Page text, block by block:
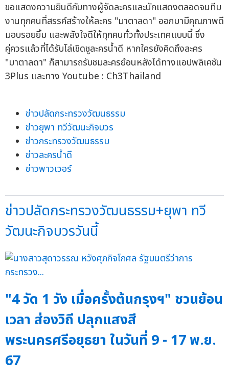
ขอแสดงความยินดีกับทางผู้จัดละครและนักแสดงตลอดจนทีม
งานทุกคนที่สรรค์สร้างให้ละคร "มาตาลดา" ออกมามีคุณภาพดี
มอบรอยยิ้ม และพลังใจดีให้ทุกคนทั่วทั้งประเทศแบบนี้ ซึ่ง
คู่ควรแล้วที่ได้รับโล่เชิดชูละครน้ำดี หากใครยังคิดถึงละคร
"มาตาลดา" ก็สามารถรับชมละครย้อนหลังได้ทางแอปพลิเคชัน
3Plus และทาง Youtube : Ch3Thailand
ข่าวปลัดกระทรวงวัฒนธรรม
ข่าวยุพา ทวีวัฒนะกิจบวร
ข่าวกระทรวงวัฒนธรรม
ข่าวละครน้ำดี
ข่าวพาวเวอร์
ข่าวปลัดกระทรวงวัฒนธรรม+ยุพา ทวี
วัฒนะกิจบวรวันนี้
"4 วัด 1 วัง เมื่อครั้งต้นกรุงฯ" ชวนย้อน
เวลา ส่องวิถี ปลุกแสงสี
พระนครศรีอยุธยา ในวันที่ 9 - 17 พ.ย.
67